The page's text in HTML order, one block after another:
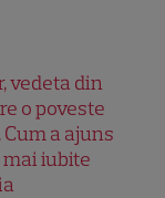
vedeta din
o poveste
a ajuns
iubite